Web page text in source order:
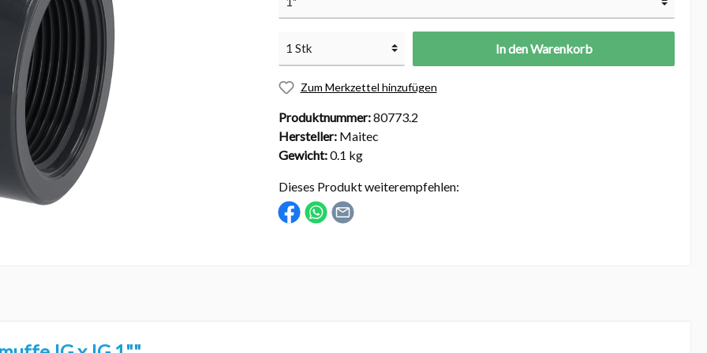
Installationsmaterial
Kugelhähne
Solarabdeckungen
Rollabdeckungen
Überdachungen
In den Warenkorb
Zum Merkzettel hinzufügen
Produktnummer:80773.2
Hersteller: Maitec
Gewicht:0.1 kg
Dieses Produkt weiterempfehlen: